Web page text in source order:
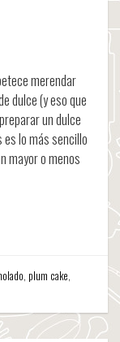
merendar
dulce (y eso que
un dulce
lo más sencillo
mayor o menos
, plum cake,